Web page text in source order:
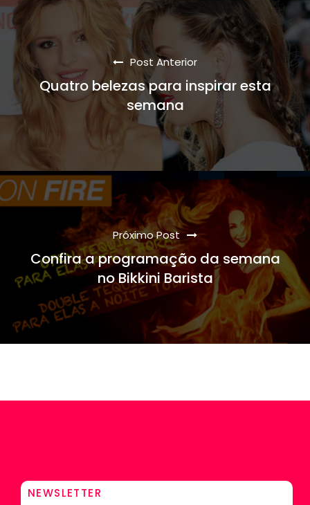
Post Anterior
Quatro belezas para inspirar esta
semana
Próximo Post
Confira a programação da semana
no Bikkini Barista
NEWSLETTER